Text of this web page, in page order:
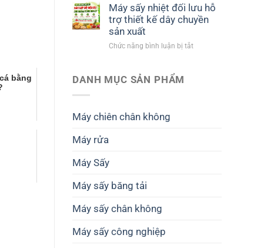
bằng
nông
sản
xuất
và
trình
sấy
khô
nguyên
Máy sấy nhiệt đối lưu hỗ
trợ thiết kế dây chuyền
sản xuất
Chức năng bình luận bị tắtở
DANH MỤC SẢN PHẨM
Máy chiên chân không
Máy rửa
Máy Sấy
Máy sấy băng tải
Máy sấy chân không
Máy sấy công nghiệp